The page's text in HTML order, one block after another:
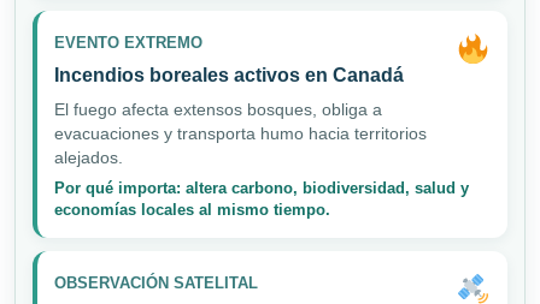
EVENTO EXTREMO
Incendios boreales activos en Canadá
El fuego afecta extensos bosques, obliga a
evacuaciones y transporta humo hacia territorios
alejados.
Por qué importa: altera carbono, biodiversidad, salud y
economías locales al mismo tiempo.
OBSERVACIÓN SATELITAL